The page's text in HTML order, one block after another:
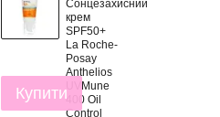
Купити